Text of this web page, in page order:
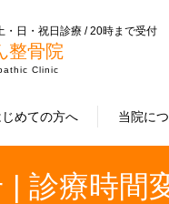
・日・祝日診療 / 20時まで受付
整骨院
Clinic
じめての方へ 当院に
| 診療時間